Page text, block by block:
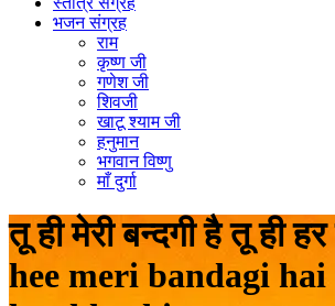
भजन संग्रह
राम
कृष्ण जी
गणेश जी
शिवजी
खाटू श्याम जी
हनुमान
भगवान विष्णु
माँ दुर्गा
तू ही मेरी बन्दगी है तू ही
hee meri bandagi hai